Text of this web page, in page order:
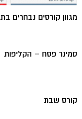
מגוון קורסים נבחרים
סמינר פסח – הקליפות
קורס שבת